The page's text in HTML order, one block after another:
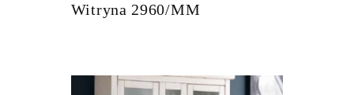
Witryna 2960/MM